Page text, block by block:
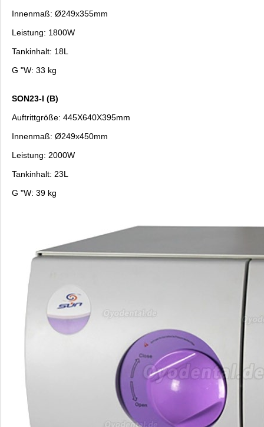
Innenmaß: Ø249x355mm
Leistung: 1800W
Tankinhalt: 18L
G "W: 33 kg
SON23-I (B)
Auftrittgröße: 445X640X395mm
Innenmaß: Ø249x450mm
Leistung: 2000W
Tankinhalt: 23L
G "W: 39 kg